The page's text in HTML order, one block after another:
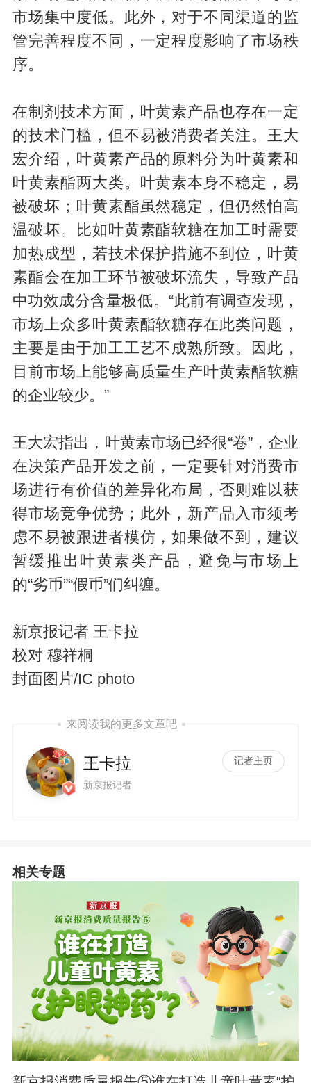
市场集中度低。此外，对于不同渠道的监
管完善程度不同，一定程度影响了市场秩
序。
在制剂技术方面，叶黄素产品也存在一定
的技术门槛，但不易被消费者关注。王大
宏介绍，叶黄素产品的原料分为叶黄素和
叶黄素酯两大类。叶黄素本身不稳定，易
被破坏；叶黄素酯虽然稳定，但仍然怕高
温破坏。比如叶黄素酯软糖在加工时需要
加热成型，若技术保护措施不到位，叶黄
素酯会在加工环节被破坏流失，导致产品
中功效成分含量极低。“此前有调查发现，
市场上众多叶黄素酯软糖存在此类问题，
主要是由于加工工艺不成熟所致。因此，
目前市场上能够高质量生产叶黄素酯软糖
的企业较少。”
王大宏指出，叶黄素市场已经很“卷”，企业
在决策产品开发之前，一定要针对消费市
场进行有价值的差异化布局，否则难以获
得市场竞争优势；此外，新产品入市须考
虑不易被跟进者模仿，如果做不到，建议
暂缓推出叶黄素类产品，避免与市场上
的“劣币”“假币”们纠缠。
新京报记者 王卡拉
校对 穆祥桐
封面图片/IC photo
来阅读我的更多文章吧
王卡拉
新京报记者
记者主页
相关专题